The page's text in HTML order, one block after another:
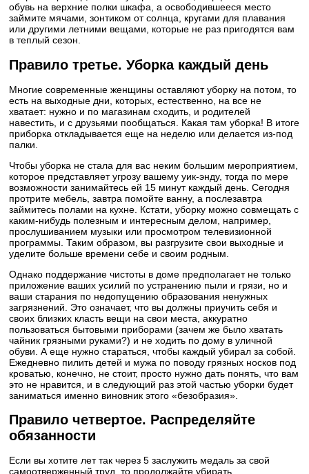
обувь на верхние полки шкафа, а освободившееся место
займите мячами, зонтиком от солнца, кругами для плавания
или другими летними вещами, которые не раз пригодятся вам
в теплый сезон.
Правило третье. Уборка каждый день
Многие современные женщины оставляют уборку на потом, то
есть на выходные дни, которых, естественно, на все не
хватает: нужно и по магазинам сходить, и родителей
навестить, и с друзьями пообщаться. Какая там уборка! В итоге
приборка откладывается еще на неделю или делается из-под
палки.
Чтобы уборка не стала для вас неким большим мероприятием,
которое представляет угрозу вашему уик-энду, тогда по мере
возможности занимайтесь ей 15 минут каждый день. Сегодня
протрите мебель, завтра помойте ванну, а послезавтра
займитесь полами на кухне. Кстати, уборку можно совмещать с
каким-нибудь полезным и интересным делом, например,
прослушиванием музыки или просмотром телевизионной
программы. Таким образом, вы разгрузите свои выходные и
уделите больше времени себе и своим родным.
Однако поддержание чистоты в доме предполагает не только
приложение ваших усилий по устранению пыли и грязи, но и
ваши старания по недопущению образования ненужных
загрязнений. Это означает, что вы должны приучить себя и
своих близких класть вещи на свои места, аккуратно
пользоваться бытовыми приборами (зачем же было хватать
чайник грязными руками?) и не ходить по дому в уличной
обуви. А еще нужно стараться, чтобы каждый убирал за собой.
Ежедневно пилить детей и мужа по поводу грязных носков под
кроватью, конечно, не стоит, просто нужно дать понять, что вам
это не нравится, и в следующий раз этой частью уборки будет
заниматься именно виновник этого «безобразия».
Правило четвертое. Распределяйте
обязанности
Если вы хотите лет так через 5 заслужить медаль за свой
самоотверженный труд, то продолжайте убирать